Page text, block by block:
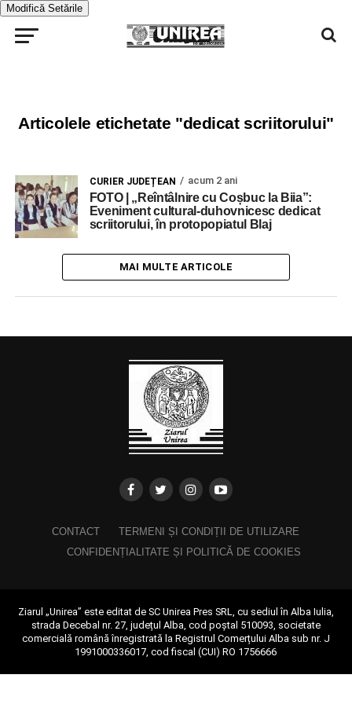
Modifică Setările
Articolele etichetate "dedicat scriitorului"
CURIER JUDEȚEAN acum 2 ani
FOTO | „Reîntâlnire cu Coșbuc la Biia”:
Eveniment cultural-duhovnicesc dedicat
scriitorului, în protopopiatul Blaj
MAI MULTE ARTICOLE
CONTACT
TERMENI ȘI CONDIȚII DE UTILIZARE
CONFIDENȚIALITATE ȘI POLITICĂ DE COOKIES
Ziarul „Unirea” este editat de SC Unirea Pres SRL, cu sediul în Alba Iulia,
strada Decebal nr. 27, județul Alba, cod poștal 510093, societate
comercială română înregistrată la Registrul Comerțului Alba sub nr. J
1991000336017, cod fiscal (CUI) RO 1756666